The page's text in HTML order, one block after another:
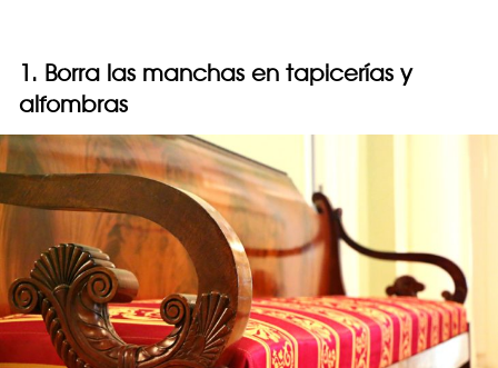
1. Borra las manchas en tapicerías y
alfombras